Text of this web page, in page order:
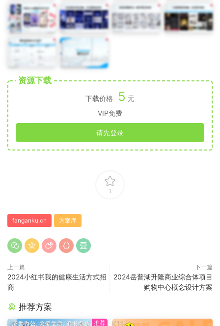
资源下载
下载价格 5 元
VIP免费
请先登录
1
fanganku.cn 方案库
上一篇
2024小红书我的健康生活方式招
商
下一篇
2024岳普湖升隆商业综合体项目
购物中心概念设计方案
推荐方案